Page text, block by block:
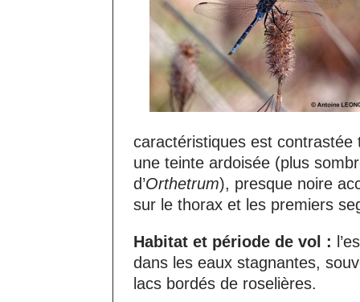
caractéristiques est
une teinte ardoisée (plus
d’Orthetrum), presque noire
sur le thorax et les premiers
Habitat et période de vol :
dans les eaux stagnantes,
lacs bordés de roselières.